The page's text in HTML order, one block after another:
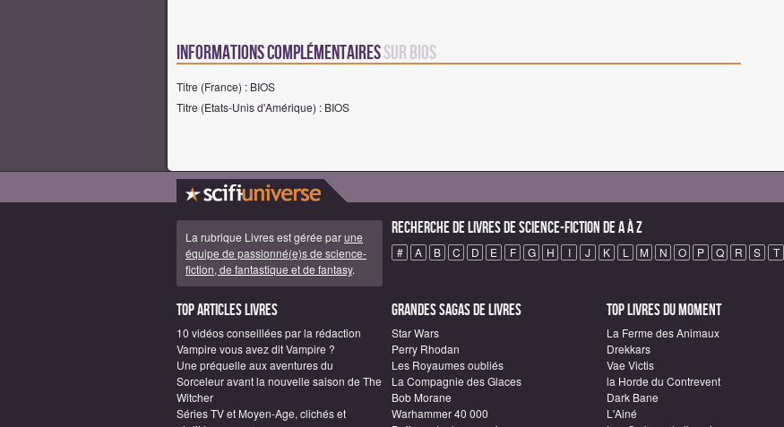
Informations complémentairessur BIOS
Titre (France) : BIOS
Titre (Etats-Unis d'Amérique) : BIOS
La rubrique Livres est gérée parune
équipe de passionné(e)s de science-
fiction, de fantastique et de fantasy.
Recherche de Livres de science-fiction de A à Z
# A B C D E F G H I J K L M N O P Q R S T
Top articles Livres
10 vidéos conseillées par la rédaction
Vampire vous avez dit Vampire ?
Une préquelle aux aventures du
Sorceleur avant la nouvelle saison de The
Witcher
Séries TV et Moyen-Age, clichés et
Grandes sagas de Livres
Star Wars
Perry Rhodan
Les Royaumes oubliés
La Compagnie des Glaces
Bob Morane
Warhammer 40 000
Top Livres du moment
La Ferme des Animaux
Drekkars
Vae Victis
la Horde du Contrevent
Dark Bane
L'Ainé